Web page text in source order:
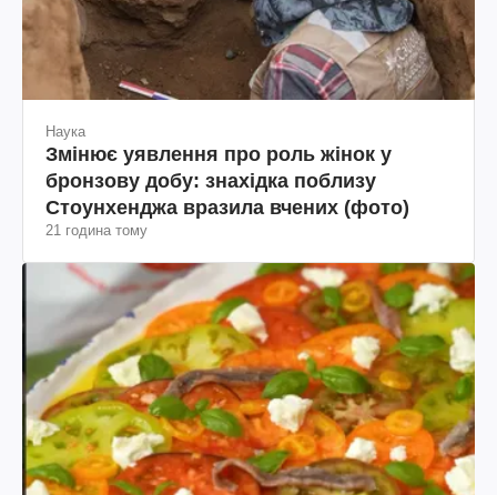
Наука
Змінює уявлення про роль жінок у
бронзову добу: знахідка поблизу
Стоунхенджа вразила вчених (фото)
21 година тому